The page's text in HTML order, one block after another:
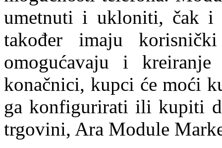
umetnuti i ukloniti, čak i
također imaju
omogućavaju i
konačnici, kupci će moći
ga konfigurirati ili kupiti
trgovini, Ara Module